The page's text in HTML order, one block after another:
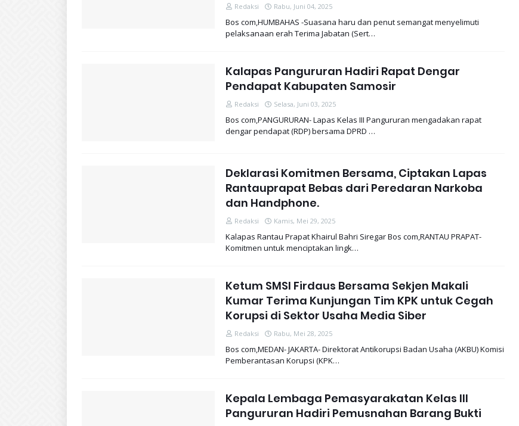
Redaksi Rabu, Juni 04, 2025
Bos com,HUMBAHAS -Suasana haru dan penut semangat menyelimuti
pelaksanaan erah Terima Jabatan (Sert…
Kalapas Pangururan Hadiri Rapat Dengar
Pendapat Kabupaten Samosir
Redaksi Selasa, Juni 03, 2025
Bos com,PANGURURAN- Lapas Kelas III Pangururan mengadakan rapat
dengar pendapat (RDP) bersama DPRD …
Deklarasi Komitmen Bersama, Ciptakan Lapas
Rantauprapat Bebas dari Peredaran Narkoba
dan Handphone.
Redaksi Kamis, Mei 29, 2025
Kalapas Rantau Prapat Khairul Bahri Siregar Bos com,RANTAU PRAPAT-
Komitmen untuk menciptakan lingk…
Ketum SMSI Firdaus Bersama Sekjen Makali
Kumar Terima Kunjungan Tim KPK untuk Cegah
Korupsi di Sektor Usaha Media Siber
Redaksi Rabu, Mei 28, 2025
Bos com,MEDAN- JAKARTA- Direktorat Antikorupsi Badan Usaha (AKBU) Komisi
Pemberantasan Korupsi (KPK…
Kepala Lembaga Pemasyarakatan Kelas III
Pangururan Hadiri Pemusnahan Barang Bukti